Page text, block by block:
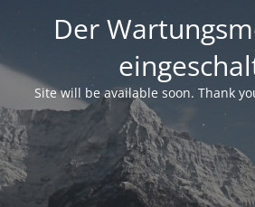
Der
Site will be available soon. Thank